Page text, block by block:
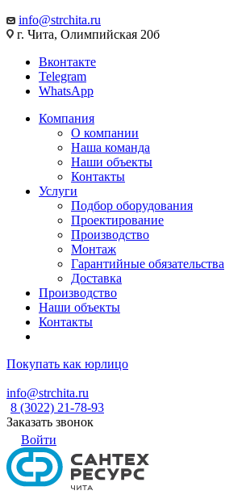
info@strchita.ru
г. Чита, Олимпийская 20б
Вконтакте
Telegram
WhatsApp
Компания
О компании
Наша команда
Наши объекты
Контакты
Услуги
Подбор оборудования
Проектирование
Производство
Монтаж
Гарантийные обязательства
Доставка
Производство
Наши объекты
Контакты
Покупать как юрлицо
info@strchita.ru
8 (3022) 21-78-93
Заказать звонок
Войти